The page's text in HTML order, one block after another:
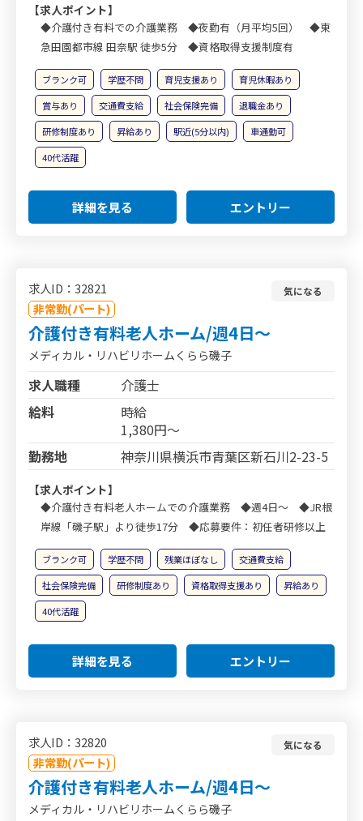
【求人ポイント】
◆介護付き有料での介護業務 ◆夜勤有（月平均5回） ◆東
急田園都市線 田奈駅 徒歩5分 ◆資格取得支援制度有
ブランク可 学歴不問 育児支援あり
育児休暇あり
賞与あり
交通費支給 社会保険完備
退職金あり
研修制度あり
昇給あり 駅近(5分以内)
車通勤可
40代活躍
詳細を見る エントリー
求人ID：32821
非常勤(パート)
気になる
介護付き有料老人ホーム/週4日～
メディカル・リハビリホームくらら磯子
求人職種
介護士
給料
時給
1,380円～
勤務地
神奈川県横浜市青葉区新石川2-23-5
【求人ポイント】
◆介護付き有料老人ホームでの介護業務 ◆週4日～ ◆JR根
岸線「磯子駅」より徒歩17分 ◆応募要件：初任者研修以上
ブランク可 学歴不問 残業ほぼなし
交通費支給
社会保険完備
研修制度あり 資格取得支援あり
昇給あり
40代活躍
詳細を見る エントリー
求人ID：32820
非常勤(パート)
気になる
介護付き有料老人ホーム/週4日～
メディカル・リハビリホームくらら磯子